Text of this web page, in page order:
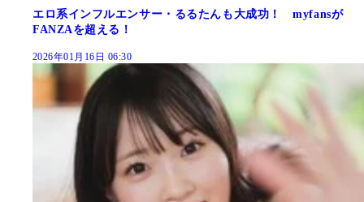
エロ系インフルエンサー・るるたんも大成功！ myfansが
FANZAを超える！
2026年01月16日 06:30